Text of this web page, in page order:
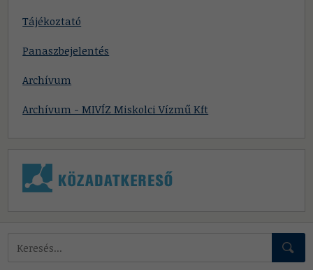
Tájékoztató
Panaszbejelentés
Archívum
Archívum - MIVÍZ Miskolci Vízmű Kft
Mire keressünk?